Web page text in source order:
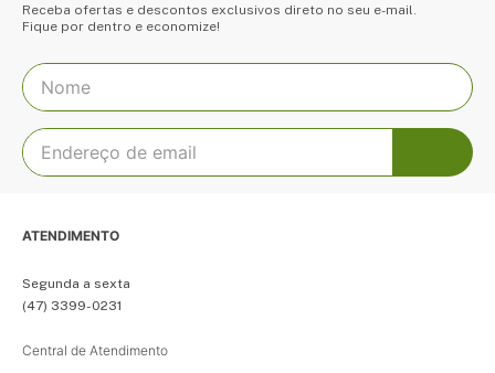
Receba ofertas e descontos exclusivos direto no seu e-mail.
Fique por dentro e economize!
ATENDIMENTO
Segunda a sexta
(47) 3399-0231
Central de Atendimento